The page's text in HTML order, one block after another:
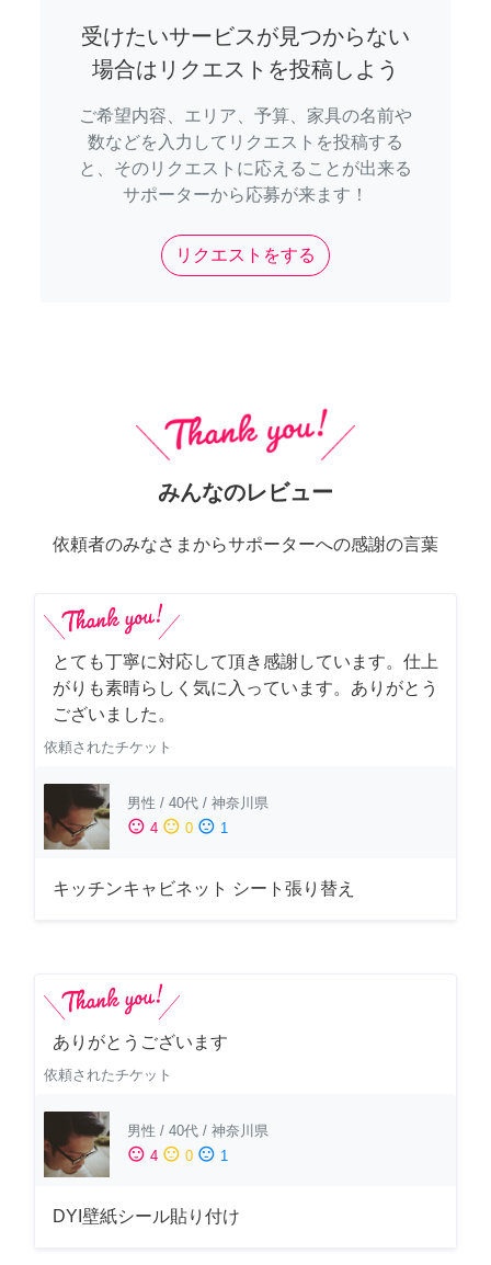
受けたいサービスが見つからない
場合はリクエストを投稿しよう
ご希望内容、エリア、予算、家具の名前や
数などを入力してリクエストを投稿する
と、そのリクエストに応えることが出来る
サポーターから応募が来ます！
リクエストをする
みんなのレビュー
依頼者のみなさまからサポーターへの感謝の言葉
とても丁寧に対応して頂き感謝しています。仕上
がりも素晴らしく気に入っています。ありがとう
ございました。
依頼されたチケット
男性 / 40代 / 神奈川県
sentiment_satisfied 4 sentiment_neutral 0 sentiment_dissatisfied 1
キッチンキャビネット シート張り替え
ありがとうございます
依頼されたチケット
男性 / 40代 / 神奈川県
sentiment_satisfied 4 sentiment_neutral 0 sentiment_dissatisfied 1
DYI壁紙シール貼り付け